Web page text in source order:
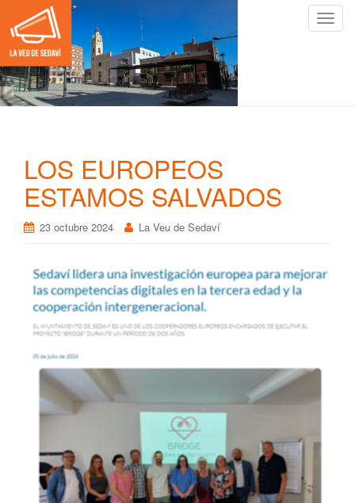
C
i
LOS EUROPEOS
ESTAMOS SALVADOS
23 octubre 2024 La Veu de Sedaví